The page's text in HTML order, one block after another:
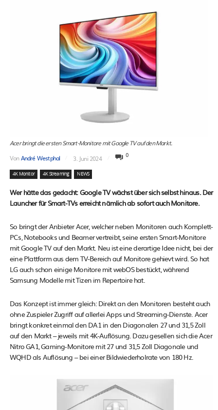
Acer bringt die ersten Smart-Monitore mit Google TV auf den Markt.
VonAndré Westphal 3. Juni 2024 0
4K Monitor 4K Streaming NEWS
Wer hätte das gedacht: Google TV wächst über sich selbst hinaus. Der
Launcher für Smart-TVs erreicht nämlich ab sofort auch Monitore.
So bringt der Anbieter Acer, welcher neben Monitoren auch Komplett-
PCs, Notebooks und Beamer vertreibt, seine ersten Smart-Monitore
mit Google TV auf den Markt. Neu ist eine derartige Idee nicht, bei der
eine Plattform aus dem TV-Bereich auf Monitore gehievt wird. So hat
LG auch schon einige Monitore mit webOS bestückt, während
Samsung Modelle mit Tizen im Repertoire hat.
Das Konzept ist immer gleich: Direkt an den Monitoren besteht auch
ohne Zuspieler Zugriff auf allerlei Apps und Streaming-Dienste. Acer
bringt konkret einmal den DA1 in den Diagonalen 27 und 31,5 Zoll
auf den Markt – jeweils mit 4K-Auflösung. Dazu gesellen sich die Acer
Nitro GA1, Gaming-Monitore mit 27 und 31,5 Zoll Diagonale und
WQHD als Auflösung – bei einer Bildwiederholrate von 180 Hz.